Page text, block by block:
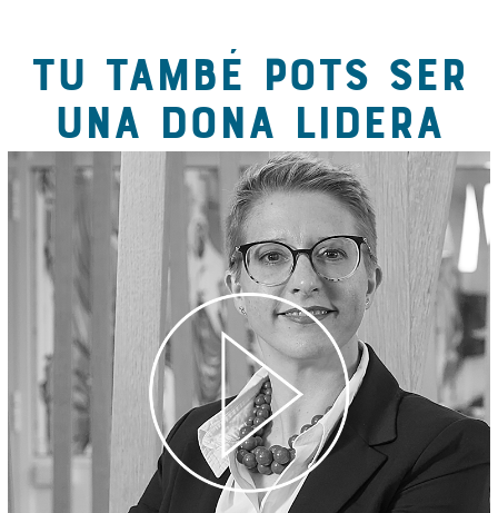
TU TAMBÉ POTS SER
UNA DONA LIDERA